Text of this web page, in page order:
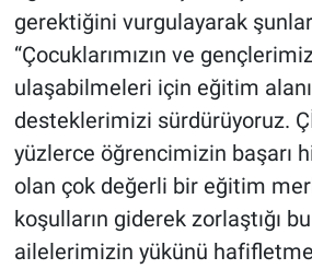
gerektiğini vurgulayarak
“Çocuklarımızın ve
ulaşabilmeleri için eğitim
desteklerimizi sürdürüyoruz.
yüzlerce öğrencimizin başarı
olan çok değerli bir eğitim
koşulların giderek zorlaştığı
ailelerimizin yükünü